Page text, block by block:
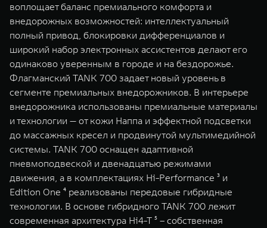
воплощает баланс премиального комфорта и
внедорожных возможностей: интеллектуальный
полный привод, блокировки дифференциалов и
широкий набор электронных ассистентов делают его
одинаково уверенным в городе и на бездорожье.
Флагманский TANK 700 задает новый уровень в
сегменте премиальных внедорожников. В интерьере
внедорожника использованы премиальные материалы
и технологии — от кожи Наппа и эффектной подсветки
до массажных кресел и продвинутой мультимедийной
системы. TANK 700 оснащен адаптивной
пневмоподвеской и двенадцатью режимами
движения, а в комплектациях Hi-Performance ³ и
Edition One ⁴ реализованы передовые гибридные
технологии. В основе гибридного TANK 700 лежит
современная архитектура Hi4-T ⁵ – собственная